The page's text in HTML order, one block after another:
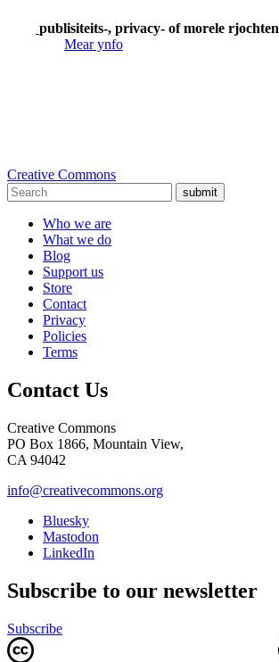
publisiteits-, privacy- of morele rjochten
Mear ynfo
Creative Commons
submit
Who we are
What we do
Blog
Support us
Store
Contact
Privacy
Policies
Terms
Contact Us
Creative Commons
PO Box 1866, Mountain View,
CA 94042
info@creativecommons.org
Bluesky
Mastodon
LinkedIn
Subscribe to our newsletter
Subscribe